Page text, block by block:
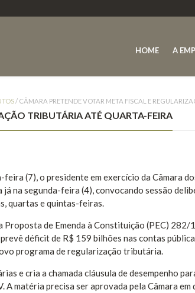
HOME A
/ CÂMARA PRETENDE VOTAR META FISCAL E
TRIBUTÁRIA ATÉ QUARTA-FEIRA
(7), o presidente em exercício da Câmara
na segunda-feira (4), convocando sessão
quartas e quintas-feiras.
de Emenda à Constituição (PEC) 282/
déficit de R$ 159 bilhões nas contas
programa de regularização tributária.
e cria a chamada cláusula de desempenho
matéria precisa ser aprovada pela Câmara em